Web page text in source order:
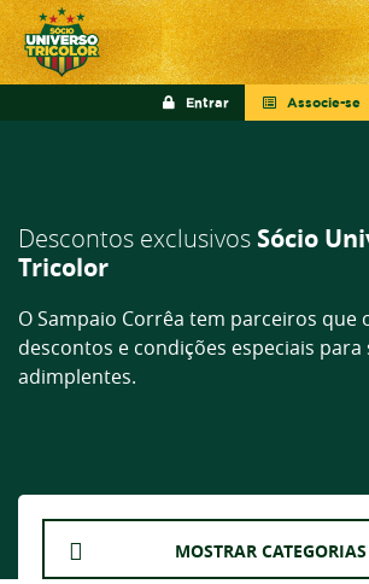
Entrar Associe-se
Descontos exclusivos Sócio
Tricolor
O Sampaio Corrêa tem parceiros que
descontos e condições especiais para
adimplentes.
MOSTRAR CATEGORIAS